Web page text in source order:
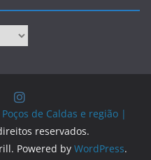
de Caldas e região |
reservados.
Powered by WordPress.